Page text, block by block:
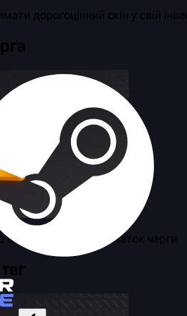
дорогоцінний скін у свій
ви потрапляєте в початок черги